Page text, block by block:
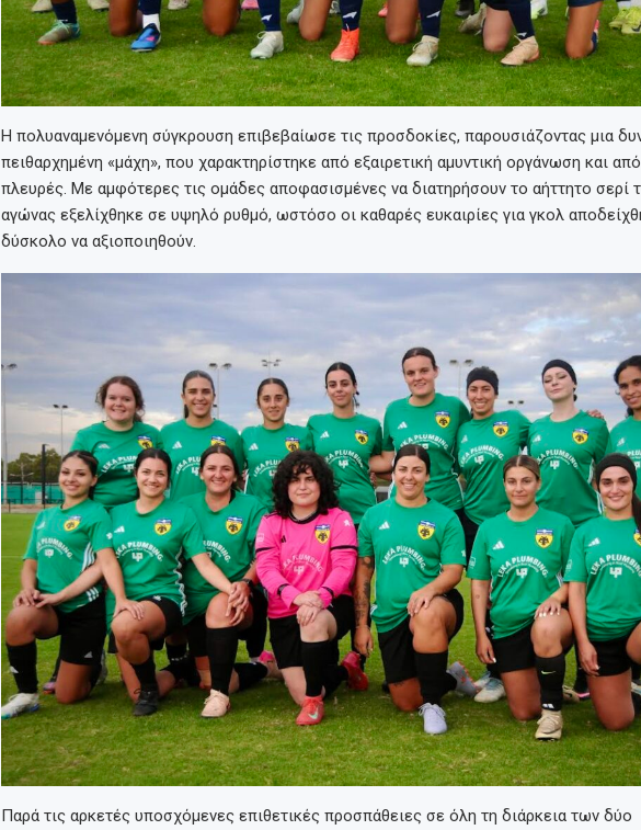
Η πολυαναμενόμενη σύγκρουση επιβεβαίωσε τις προσδοκίες, παρουσιάζοντας μια
πειθαρχημένη «μάχη», που χαρακτηρίστηκε από εξαιρετική αμυντική οργάνωση και
πλευρές. Με αμφότερες τις ομάδες αποφασισμένες να διατηρήσουν το αήττητο σερί
αγώνας εξελίχθηκε σε υψηλό ρυθμό, ωστόσο οι καθαρές ευκαιρίες για γκολ
δύσκολο να αξιοποιηθούν.
Παρά τις αρκετές υποσχόμενες επιθετικές προσπάθειες σε όλη τη διάρκεια των δύο